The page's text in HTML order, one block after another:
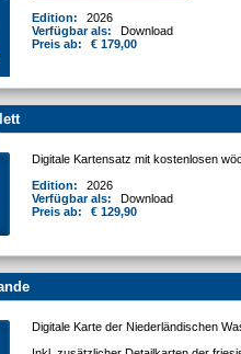
Edition:
2026
Verfügbar als:
Download
Preis ab:
€ 179,00
Digitale Kartensatz mit kostenlosen
Edition:
2026
Verfügbar als:
Download
Preis ab:
€ 129,90
Digitale Karte der Niederländischen